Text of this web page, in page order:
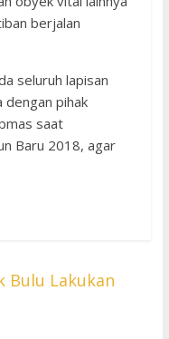
berjalan
seluruh lapisan
pihak
saat
Baru 2018, agar
Bulu Lakukan